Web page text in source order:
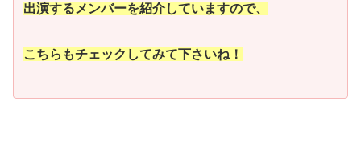
出演するメンバーを紹介していますので、
こちらもチェックしてみて下さいね！